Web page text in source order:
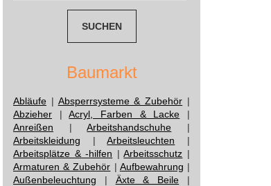
Baumarkt
Abläufe | Absperrsysteme & Zubehör |
Abzieher |Acryl, Farben & Lacke |
Anreißen |Arbeitshandschuhe |
Arbeitskleidung |Arbeitsleuchten |
Arbeitsplätze & -hilfen |Arbeitsschutz |
Armaturen & Zubehör | Aufbewahrung |
Außenbeleuchtung | Äxte & Beile |